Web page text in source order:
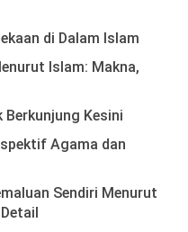
di Dalam Islam
Islam: Makna,
Berkunjung Kesini
Agama dan
Sendiri Menurut